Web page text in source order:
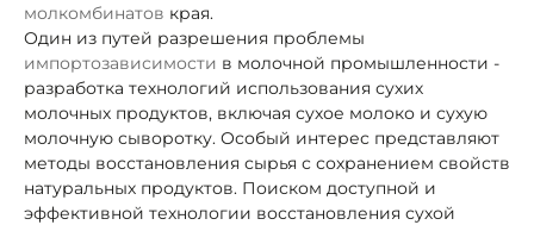
молкомбинатов края.
Один из путей разрешения проблемы
импортозависимости в молочной промышленности -
разработка технологий использования сухих
молочных продуктов, включая сухое молоко и сухую
молочную сыворотку. Особый интерес представляют
методы восстановления сырья с сохранением свойств
натуральных продуктов. Поиском доступной и
эффективной технологии восстановления сухой